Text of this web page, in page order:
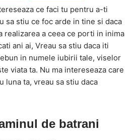
ce faci tu pentru a-ti
sa stiu ce foc arde in tine si daca
realizarea a ceea ce porti in inima
ani ai, Vreau sa stiu daca iti
in numele iubirii tale, viselor
viata ta. Nu ma intereseaza care
luna ta, vreau sa stiu daca
de batrani